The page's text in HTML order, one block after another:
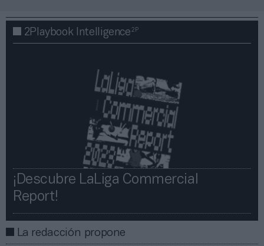
2Playbook Intelligence2P
¡Descubre LaLiga Commercial
Report!​​
La redacción propone